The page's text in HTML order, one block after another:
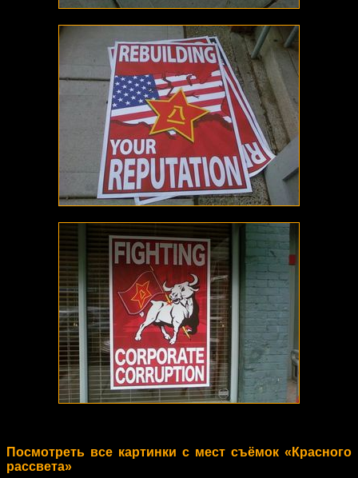
Посмотреть все картинки с мест съёмок «Красного
рассвета»